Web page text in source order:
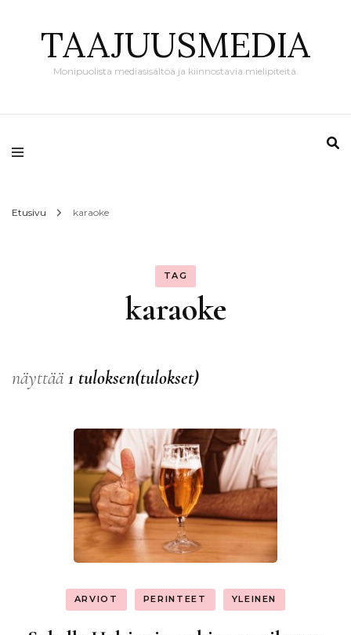
TAAJUUSMEDIA
Monipuolista mediasisältöä ja kiinnostavia mielipiteitä.
Etusivu karaoke
TAG
karaoke
näyttää 1 tuloksen(tulokset)
ARVIOT PERINTEET YLEINEN